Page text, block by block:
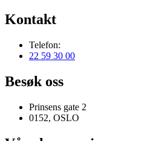
Kontakt
Telefon:
22 59 30 00
Besøk oss
Prinsens gate 2
0152, OSLO